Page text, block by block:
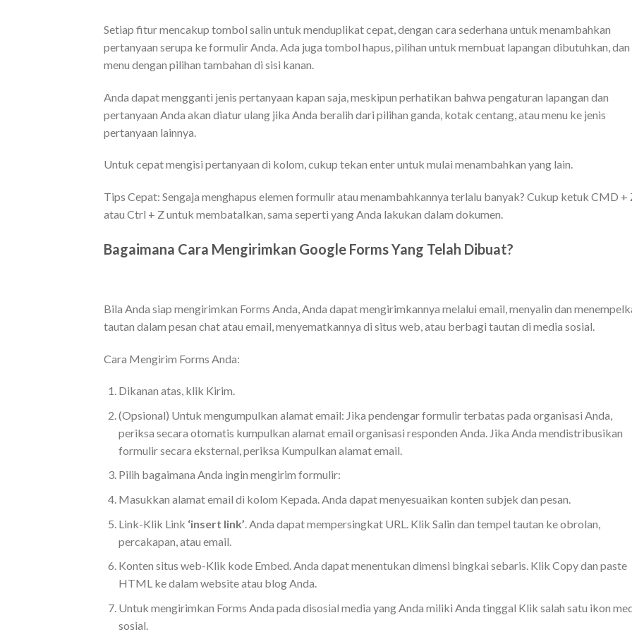
Setiap fitur mencakup tombol salin untuk menduplikat cepat, dengan cara sederhana untuk menambahkan
pertanyaan serupa ke formulir Anda. Ada juga tombol hapus, pilihan untuk membuat lapangan dibutuhkan, dan
menu dengan pilihan tambahan di sisi kanan.
Anda dapat mengganti jenis pertanyaan kapan saja, meskipun perhatikan bahwa pengaturan lapangan dan
pertanyaan Anda akan diatur ulang jika Anda beralih dari pilihan ganda, kotak centang, atau menu ke jenis
pertanyaan lainnya.
Untuk cepat mengisi pertanyaan di kolom, cukup tekan enter untuk mulai menambahkan yang lain.
Tips Cepat: Sengaja menghapus elemen formulir atau menambahkannya terlalu banyak? Cukup ketuk CMD +
atau Ctrl + Z untuk membatalkan, sama seperti yang Anda lakukan dalam dokumen.
Bagaimana Cara Mengirimkan Google Forms Yang Telah Dibuat?
Bila Anda siap mengirimkan Forms Anda, Anda dapat mengirimkannya melalui email, menyalin dan
tautan dalam pesan chat atau email, menyematkannya di situs web, atau berbagi tautan di media sosial.
Cara Mengirim Forms Anda:
Dikanan atas, klik Kirim.
(Opsional) Untuk mengumpulkan alamat email: Jika pendengar formulir terbatas pada organisasi Anda,
periksa secara otomatis kumpulkan alamat email organisasi responden Anda. Jika Anda mendistribusikan
formulir secara eksternal, periksa Kumpulkan alamat email.
Pilih bagaimana Anda ingin mengirim formulir:
Masukkan alamat email di kolom Kepada. Anda dapat menyesuaikan konten subjek dan pesan.
Link-Klik Link ‘insert link’ . Anda dapat mempersingkat URL. Klik Salin dan tempel tautan ke obrolan,
percakapan, atau email.
Konten situs web-Klik kode Embed. Anda dapat menentukan dimensi bingkai sebaris. Klik Copy dan paste
HTML ke dalam website atau blog Anda.
Untuk mengirimkan Forms Anda pada disosial media yang Anda miliki Anda tinggal Klik salah satu ikon
sosial.